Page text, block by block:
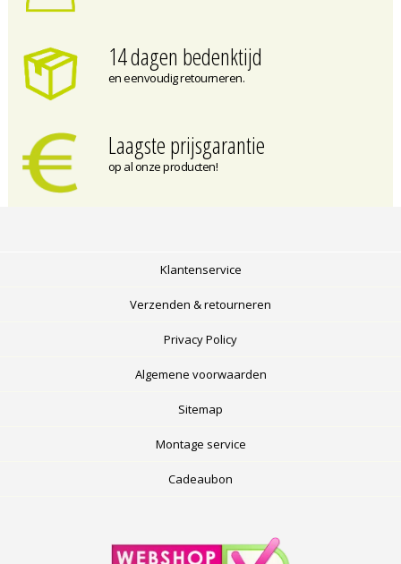
14 dagen bedenktijd
en eenvoudig retourneren.
Laagste prijsgarantie
op al onze producten!
Klantenservice
Verzenden & retourneren
Privacy Policy
Algemene voorwaarden
Sitemap
Montage service
Cadeaubon